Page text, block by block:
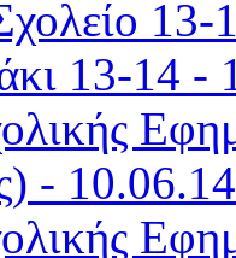
13-14 -
- 10.06.14